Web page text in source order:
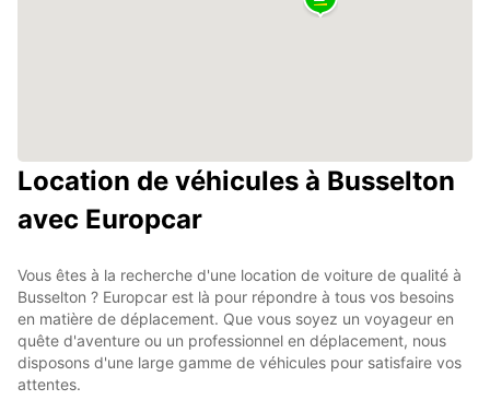
Location de véhicules à Busselton
avec Europcar
Vous êtes à la recherche d'une location de voiture de qualité à
Busselton ? Europcar est là pour répondre à tous vos besoins
en matière de déplacement. Que vous soyez un voyageur en
quête d'aventure ou un professionnel en déplacement, nous
disposons d'une large gamme de véhicules pour satisfaire vos
attentes.